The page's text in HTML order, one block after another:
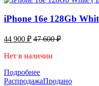
iPhone 16e 128Gb
44 900 ₽ 47 600₽
Нет в наличии
Подробнее
РаспродажаПродано